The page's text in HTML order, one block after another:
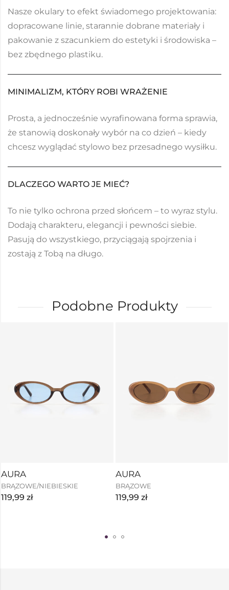
Nasze okulary to efekt świadomego projektowania:
dopracowane linie, starannie dobrane materiały i
pakowanie z szacunkiem do estetyki i środowiska –
bez zbędnego plastiku.
MINIMALIZM, KTÓRY ROBI WRAŻENIE
Prosta, a jednocześnie wyrafinowana forma sprawia,
że stanowią doskonały wybór na co dzień – kiedy
chcesz wyglądać stylowo bez przesadnego wysiłku.
DLACZEGO WARTO JE MIEĆ?
To nie tylko ochrona przed słońcem – to wyraz stylu.
Dodają charakteru, elegancji i pewności siebie.
Pasują do wszystkiego, przyciągają spojrzenia i
zostają z Tobą na długo.
Podobne Produkty
AURA
BRĄZOWE/NIEBIESKIE
119,99 zł
AURA
BRĄZOWE
119,99 zł